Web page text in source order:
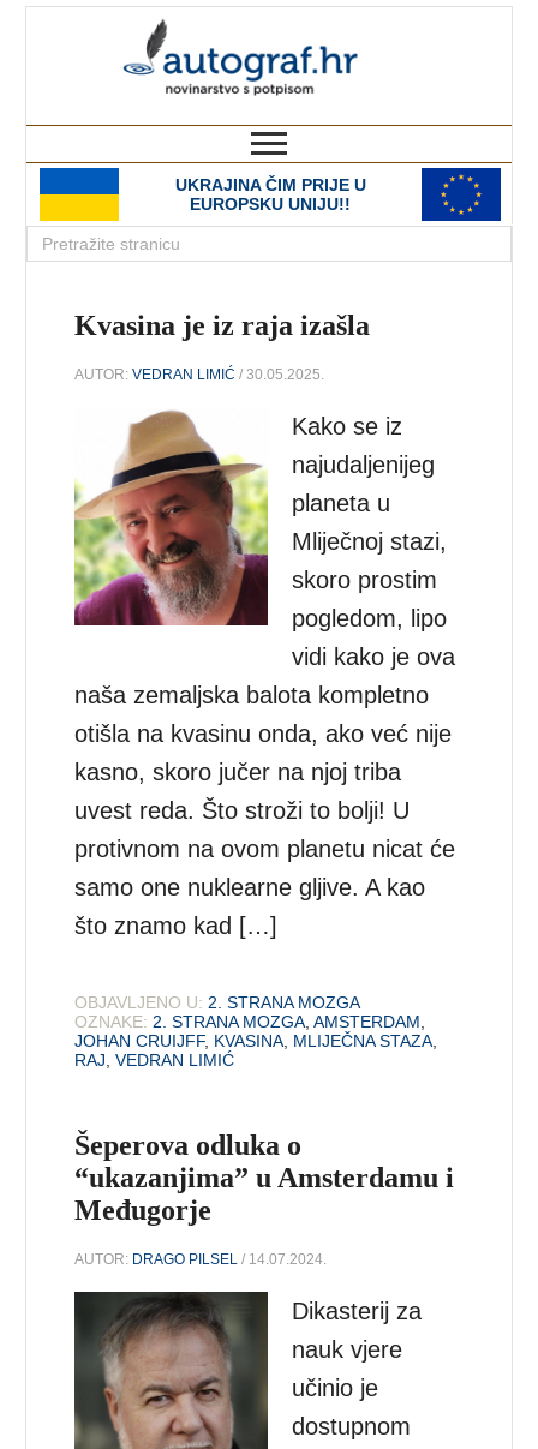
UKRAJINA ČIM PRIJE U
EUROPSKU UNIJU!!
Kvasina je iz raja izašla
AUTOR:VEDRAN LIMIĆ / 30.05.2025.
Kako se iz
najudaljenijeg
planeta u
Mliječnoj stazi,
skoro prostim
pogledom, lipo
vidi kako je ova
naša zemaljska balota kompletno
otišla na kvasinu onda, ako već nije
kasno, skoro jučer na njoj triba
uvest reda. Što stroži to bolji! U
protivnom na ovom planetu nicat će
samo one nuklearne gljive. A kao
što znamo kad […]
OBJAVLJENO U: 2. STRANA MOZGA
OZNAKE: 2. STRANA MOZGA ,AMSTERDAM
JOHAN CRUIJFF, KVASINA MLIJEČNA STAZA
RAJ ,VEDRAN LIMIĆ
Šeperova odluka o
“ukazanjima” u Amsterdamu i
Međugorje
AUTOR: DRAGO PILSEL / 14.07.2024.
Dikasterij za
nauk vjere
učinio je
dostupnom